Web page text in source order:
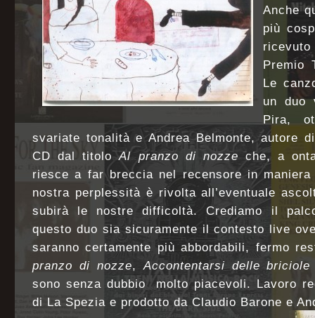
Anche
più
Premio
Le
un duo
Pira,
svariate tonalità e Andrea Belmonte, autore
CD dal titoloAl pranzo di nozze che, a
riesce a far breccia nel recensore in maniera
nostra perplessità è rivolta all’eventuale
subirà le nostre difficoltà. Crediamo il
questo duo sia sicuramente il contesto live
saranno certamente più abbordabili, fermo
pranzo di nozze,Accontentarsi delle briciole
sono senza dubbio molto piacevoli. Lavoro
di La Spezia e prodotto da Claudio Barone e